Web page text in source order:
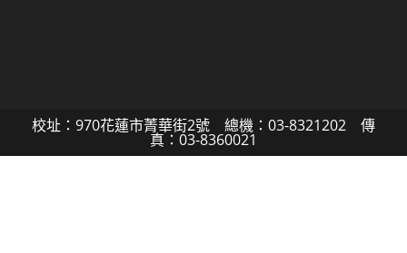
校址：970花蓮市菁華街2號 總機：03-8321202 傳
真：03-8360021